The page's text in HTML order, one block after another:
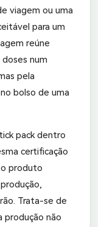
viagem ou uma
para um
reúne
num
pela
bolso de uma
pack dentro
certificação
o produto
Trata-se de
produção não